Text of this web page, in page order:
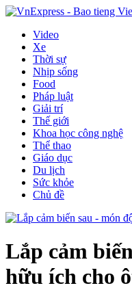
Video
Xe
Thời sự
Nhịp sống
Food
Pháp luật
Giải trí
Thế giới
Khoa học công nghệ
Thể thao
Giáo dục
Du lịch
Sức khỏe
Chủ đề
Lắp cảm
hữu ích cho